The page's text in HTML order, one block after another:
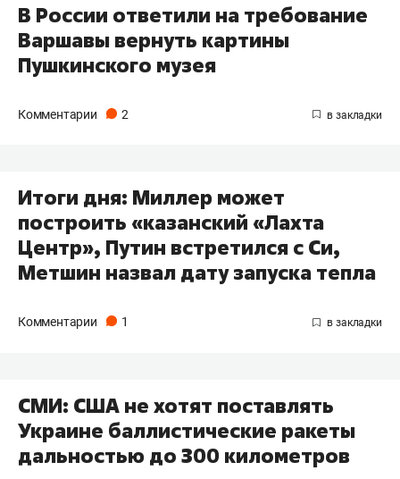
В России ответили на требование
Варшавы вернуть картины
Пушкинского музея
Комментарии 2
Итоги дня: Миллер может
построить «казанский «Лахта
Центр», Путин встретился с Си,
Метшин назвал дату запуска тепла
Комментарии 1
СМИ: США не хотят поставлять
Украине баллистические ракеты
дальностью до 300 километров